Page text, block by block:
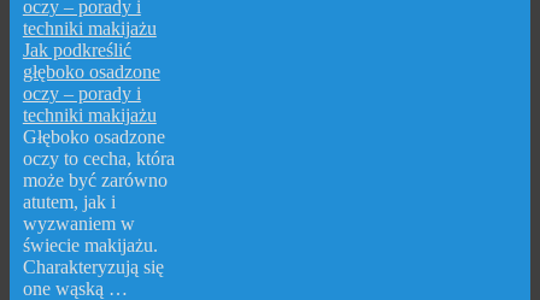
Jak podkreślić
głęboko osadzone
oczy – porady i
techniki makijażu
Głęboko osadzone
oczy to cecha, która
może być zarówno
atutem, jak i
wyzwaniem w
świecie makijażu.
Charakteryzują się
one wąską …